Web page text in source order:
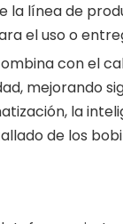
línea de
el uso o
con el
mejorando
la
de los